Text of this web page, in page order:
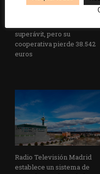
superávit, pero su
cooperativa pierde 38.542
euros
Radio Televisión Madrid
establece un sistema de